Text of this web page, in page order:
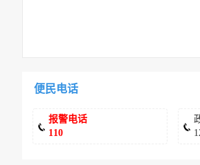
便民电话
报警电话
110